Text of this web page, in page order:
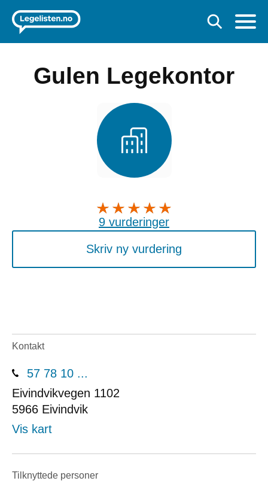
Gulen Legekontor
9 vurderinger
Skriv ny vurdering
Kontakt
57 78 10 ...
Eivindvikvegen 1102
5966 Eivindvik
Vis kart
Tilknyttede personer